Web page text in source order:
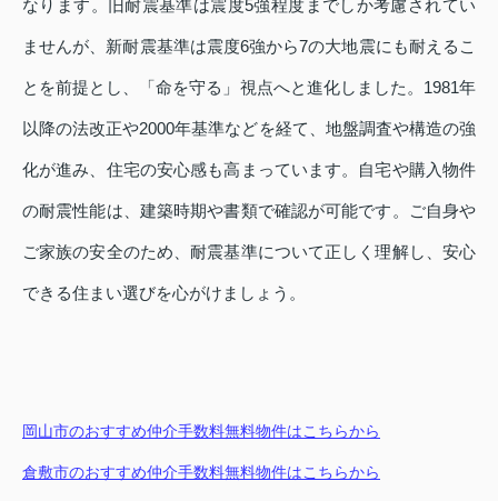
なります。旧耐震基準は震度5強程度までしか考慮されてい
ませんが、新耐震基準は震度6強から7の大地震にも耐えるこ
とを前提とし、「命を守る」視点へと進化しました。1981年
以降の法改正や2000年基準などを経て、地盤調査や構造の強
化が進み、住宅の安心感も高まっています。自宅や購入物件
の耐震性能は、建築時期や書類で確認が可能です。ご自身や
ご家族の安全のため、耐震基準について正しく理解し、安心
できる住まい選びを心がけましょう。
岡山市のおすすめ仲介手数料無料物件はこちらから
倉敷市のおすすめ仲介手数料無料物件はこちらから